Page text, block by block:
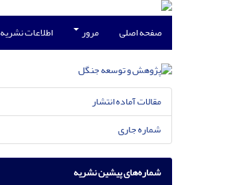
صفحه اصلی مرور اطلاعات نشریه
مقالات آماده انتشار
شماره جاری
شماره‌های پیشین نشریه